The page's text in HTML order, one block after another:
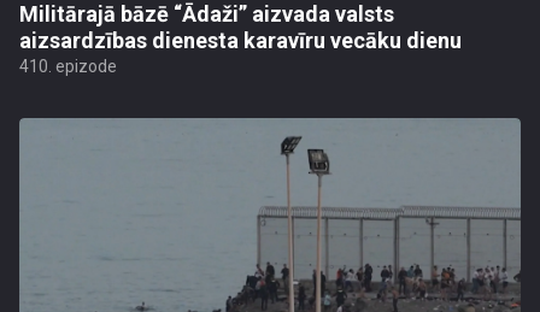
Militārajā bāzē “Ādaži” aizvada valsts
aizsardzības dienesta karavīru vecāku dienu
410. epizode